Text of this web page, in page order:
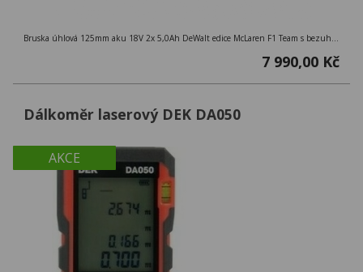
Bruska úhlová 125mm aku 18V 2x 5,0Ah DeWalt edice McLaren F1 Team s bezuhlíkovým motorem
7 990,00 Kč
AKCE
Dálkoměr laserový DEK DA050